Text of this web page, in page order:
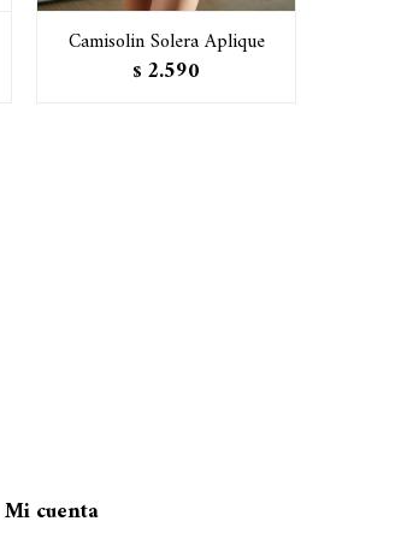
Camisolin Solera Aplique
$ 2.590
Mi cuenta